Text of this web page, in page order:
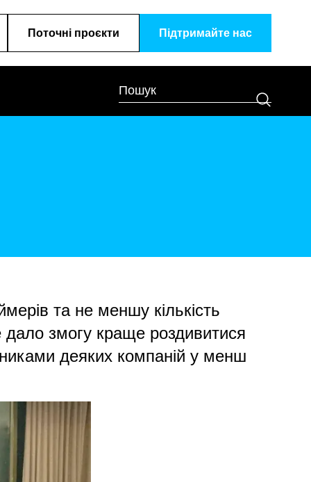
Поточні проєкти Підтримайте наc
та не меншу кількість
дало змогу краще роздивитися
деяких компаній у менш